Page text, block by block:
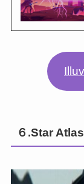
６.Star